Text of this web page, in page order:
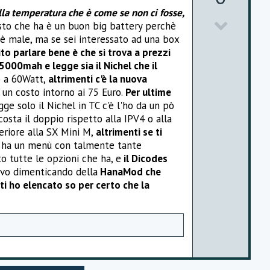
temperatura che è come se non ci fosse,
che ha è un buon big battery perchè
ma se sei interessato ad una box
parlare bene è che si trova a prezzi
e legge sia il Nichel che il
60Watt, altrimenti c'è la nuova
costo intorno ai 75 Euro. Per ultime
solo il Nichel in TC c'è l'ho da un pò
il doppio rispetto alla IPV4 o alla
alla SX Mini M, altrimenti se ti
un menù con talmente tante
tutte le opzioni che ha, e il Dicodes
dimenticando della HanaMod che
ho elencato so per certo che la